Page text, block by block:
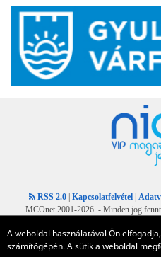
A weboldal használatával Ön
számítógépén. A sütik a weboldal
RSS 2.0 Kapcsolatfelvétel
MCOnet 2001-2026. - Minden jog